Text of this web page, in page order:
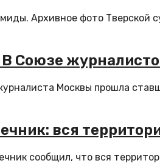
Архивное фото Тверской
В Союзе
Москвы прошла
вся
сообщил, что вся